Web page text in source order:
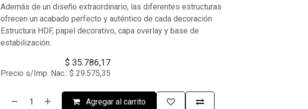
Además de un diseño extraordinario, las diferentes estructuras
ofrecen un acabado perfecto y auténtico de cada decoración
Estructura HDF, papel decorativo, capa overlay y base de
estabilización.
$ 35.786,17
Precio s/Imp. Nac.: $ 29.575,35
Agregar al carrito